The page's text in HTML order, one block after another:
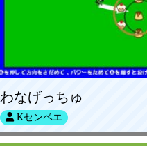
わなげっちゅ
Kセンベエ